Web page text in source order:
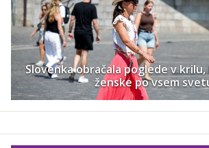
Slovenka obračala poglede v
ženske po vsem